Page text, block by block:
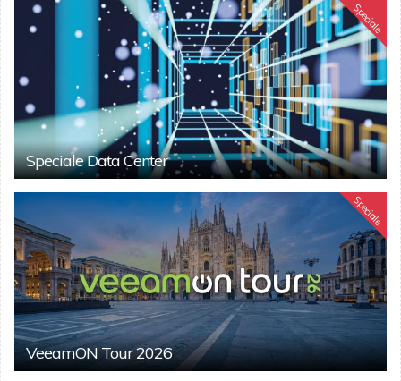
Speciale
Speciale Data Center
Speciale
VeeamON Tour 2026